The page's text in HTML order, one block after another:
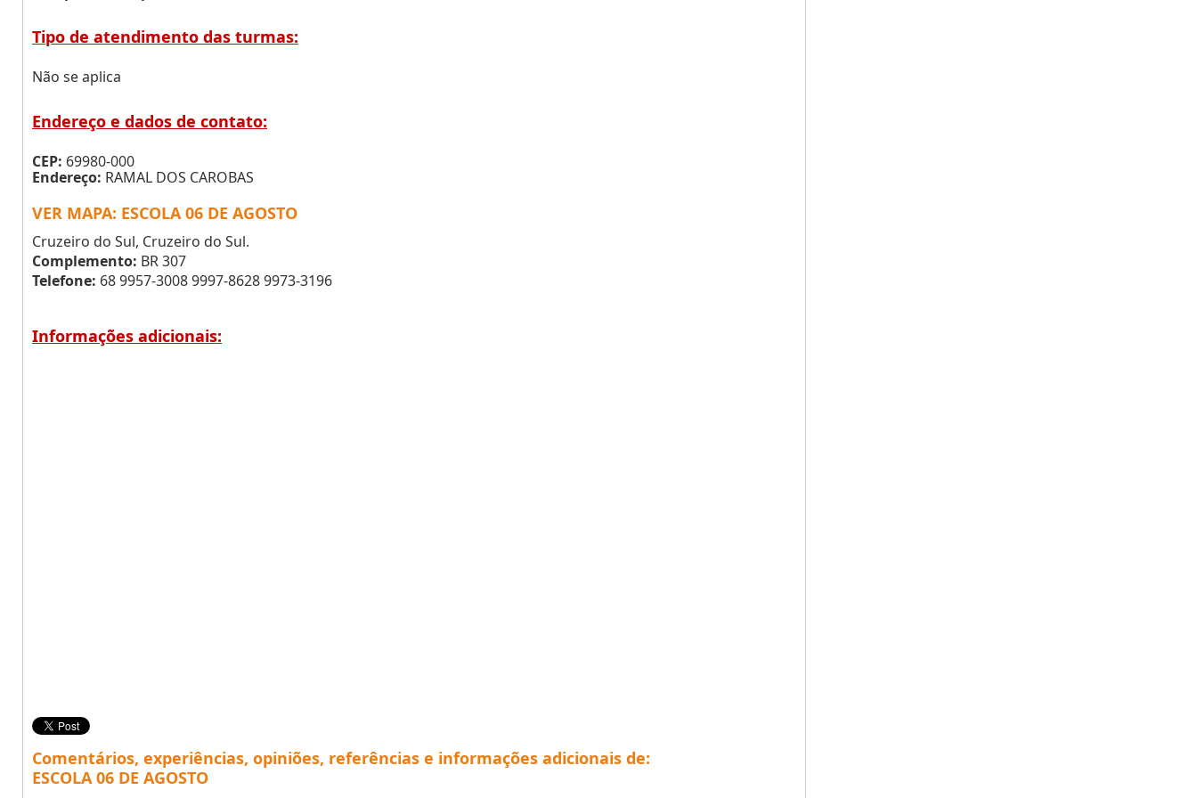
Tipo de atendimento das turmas:
Não se aplica
Endereço e dados de contato:
CEP: 69980-000
Endereço: RAMAL DOS CAROBAS
VER MAPA: ESCOLA 06 DE AGOSTO
Cruzeiro do Sul, Cruzeiro do Sul.
Complemento: BR 307
Telefone: 68 9957-3008 9997-8628 9973-3196
Informações adicionais:
Comentários, experiências, opiniões, referências e informações adicionais de:
ESCOLA 06 DE AGOSTO